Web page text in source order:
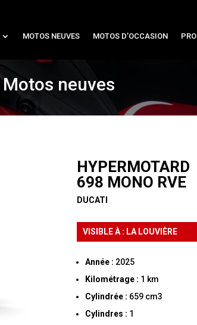
MOTOS NEUVES MOTOS D’OCCASION
Motos neuves
HYPERMOTARD
698 MONO RVE
DUCATI
VISIBLE À : LA LOUVIÈRE
Année : 2025
Kilométrage : 1 km
Cylindrée : 659 cm3
Cylindres : 1